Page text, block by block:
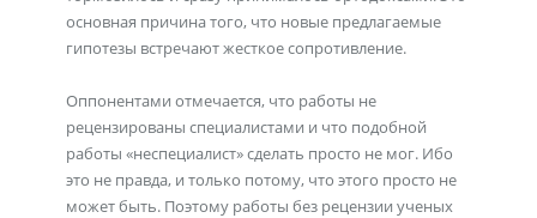
основная причина того, что новые предлагаемые
гипотезы встречают жесткое сопротивление.
Оппонентами отмечается, что работы не
рецензированы специалистами и что подобной
работы «неспециалист» сделать просто не мог. Ибо
это не правда, и только потому, что этого просто не
может быть. Поэтому работы без рецензии ученых